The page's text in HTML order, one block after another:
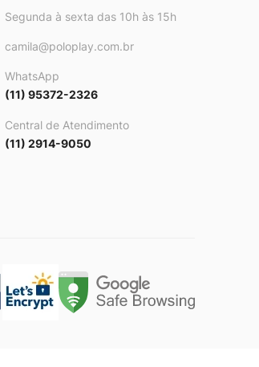
Segunda à sexta das 10h às 15h
camila@poloplay.com.br
WhatsApp
(11) 95372-2326
Central de Atendimento
(11) 2914-9050